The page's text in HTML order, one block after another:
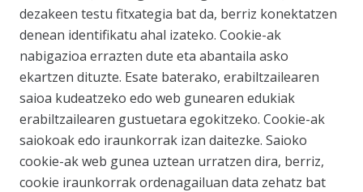
dezakeen testu fitxategia bat da, berriz konektatzen
denean identifikatu ahal izateko. Cookie-ak
nabigazioa errazten dute eta abantaila asko
ekartzen dituzte. Esate baterako, erabiltzailearen
saioa kudeatzeko edo web gunearen edukiak
erabiltzailearen gustuetara egokitzeko. Cookie-ak
saiokoak edo iraunkorrak izan daitezke. Saioko
cookie-ak web gunea uztean urratzen dira, berriz,
cookie iraunkorrak ordenagailuan data zehatz bat